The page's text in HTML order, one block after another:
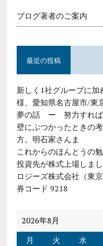
ブログ著者のご案内
最近の投稿
新しく1社グループに
様、愛知県名古屋市/東
夢の話 ー 努力すれば
壁にぶつかったときの
方。明石家さんま
これからのほんとうの
投資先が株式上場しま
ロジーズ株式会社（東
券コード 9218
2026年8月
月
火 水